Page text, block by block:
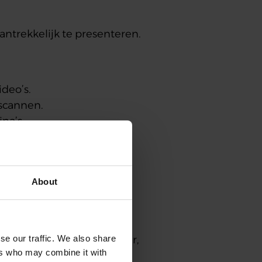
About
our traffic. We also share
who may combine it with
te presenteren.
even vast. Zeker op
vaker en kijken ze langer,
een sterke